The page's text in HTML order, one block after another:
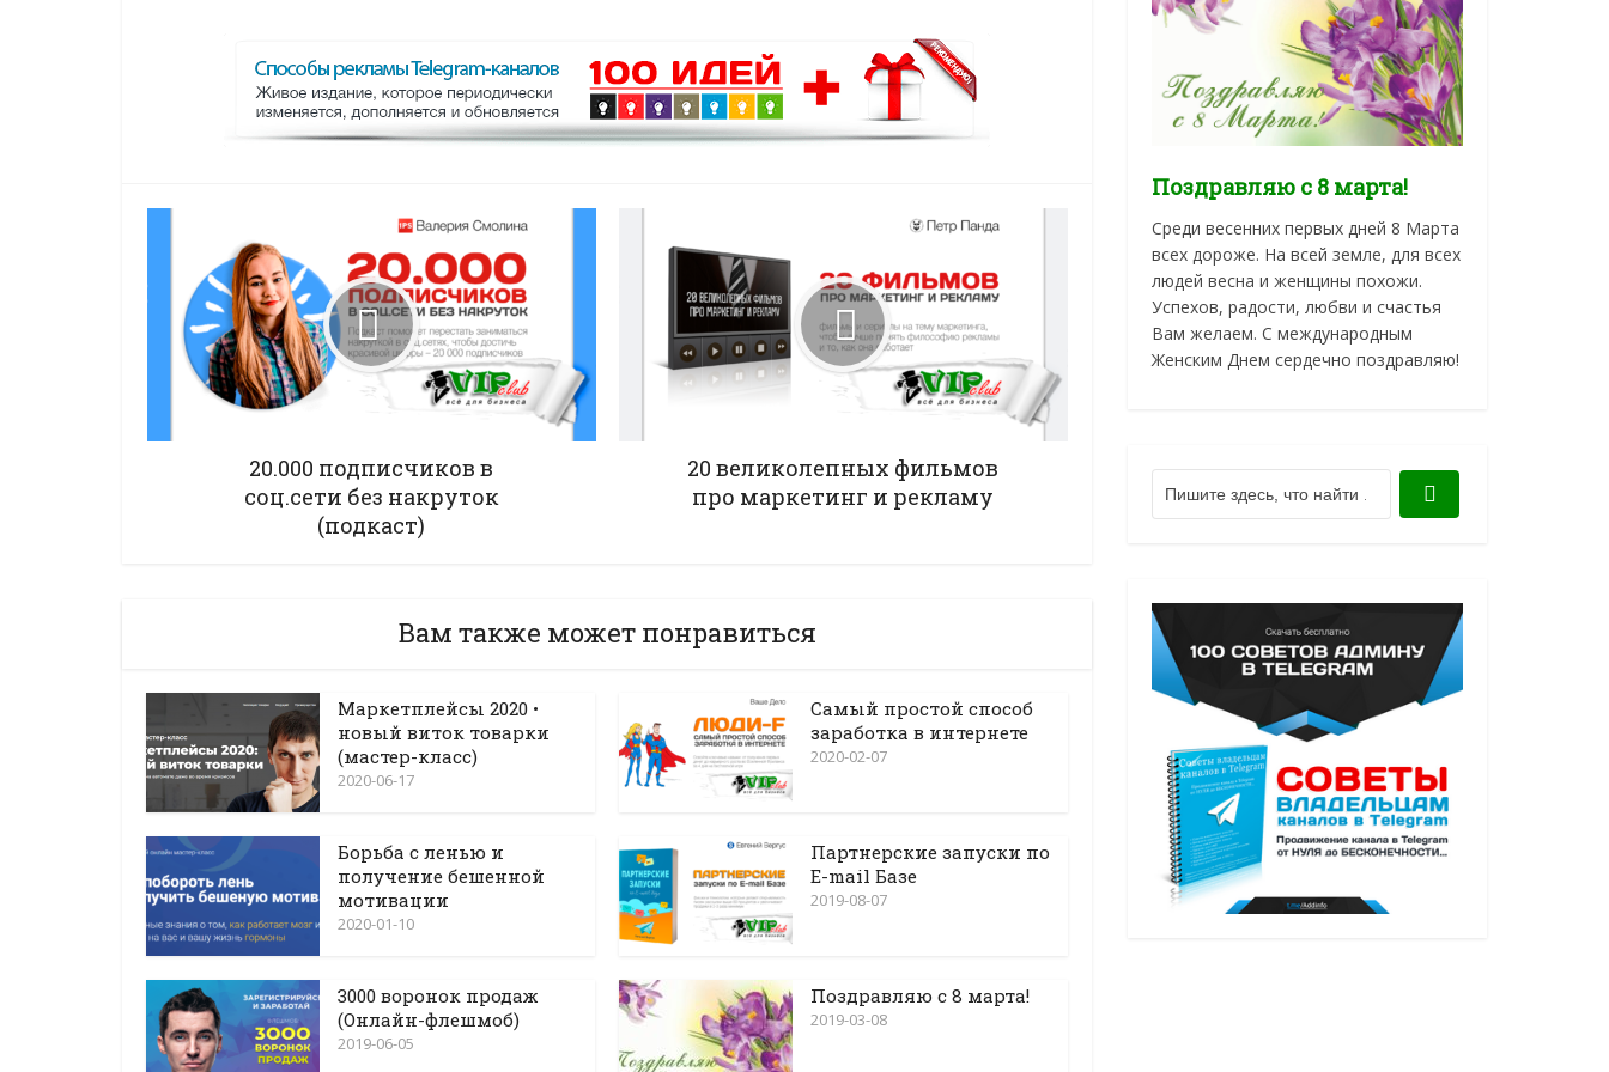
20.000 подписчиков в
соц.сети без накруток
(подкаст)
20 великолепных фильмов
про маркетинг и рекламу
Вам также может понравиться
Маркетплейсы 2020 •
новый виток товарки
(мастер-класс)
2020-06-17
Самый простой способ
заработка в интернете
2020-02-07
Борьба с ленью и
получение бешенной
мотивации
2020-01-10
Партнерские запуски по
E-mail Базе
2019-08-07
3000 воронок продаж
(Онлайн-флешмоб)
2019-06-05
Поздравляю с 8 марта!
2019-03-08
Поздравляю с 8 марта!
Среди весенних первых дней 8 Марта
всех дороже. На всей земле, для всех
людей весна и женщины похожи.
Успехов, радости, любви и счастья
Вам желаем. С международным
Женским Днем сердечно поздравляю!